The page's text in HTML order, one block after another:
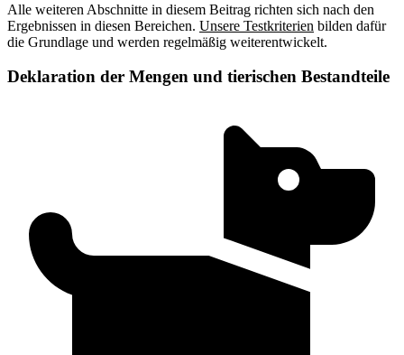
Alle weiteren Abschnitte in diesem Beitrag richten sich nach den
Ergebnissen in diesen Bereichen. Unsere Testkriterien bilden dafür
die Grundlage und werden regelmäßig weiterentwickelt.
Deklaration der Mengen und tierischen Bestandteile